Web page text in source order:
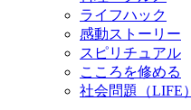
ライフハック
感動ストーリー
スピリチュアル
こころを修める
社会問題（LIFE）